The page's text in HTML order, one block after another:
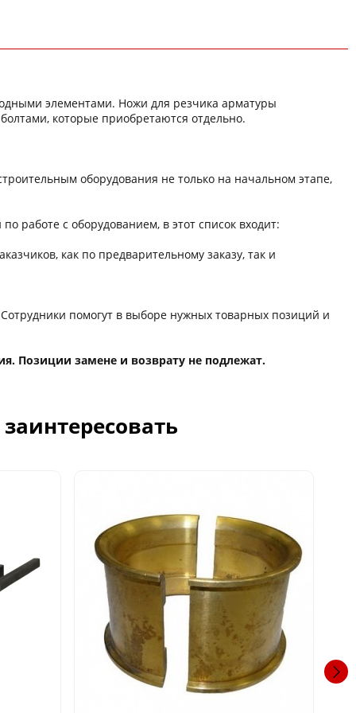
элементами. Ножи для резчика арматуры
которые приобретаются отдельно.
оборудования не только на начальном этапе,
работе с оборудованием, в этот список входит:
как по предварительному заказу, так и
помогут в выборе нужных товарных позиций и
Позиции замене и возврату не подлежат.